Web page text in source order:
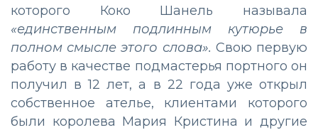
которого Коко Шанель называла
«единственным подлинным кутюрье в
полном смысле этого слова». Свою первую
работу в качестве подмастерья портного он
получил в 12 лет, а в 22 года уже открыл
собственное ателье, клиентами которого
были королева Мария Кристина и другие